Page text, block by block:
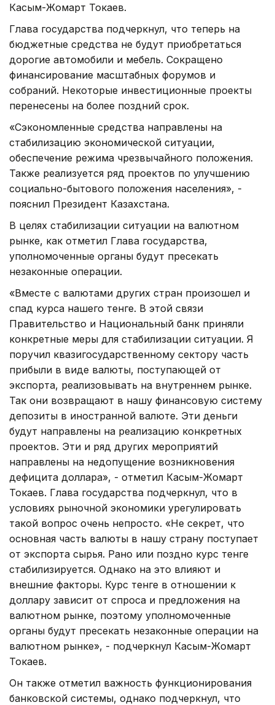
Касым-Жомарт Токаев.
Глава государства подчеркнул, что теперь на
бюджетные средства не будут приобретаться
дорогие автомобили и мебель. Сокращено
финансирование масштабных форумов и
собраний. Некоторые инвестиционные проекты
перенесены на более поздний срок.
«Сэкономленные средства направлены на
стабилизацию экономической ситуации,
обеспечение режима чрезвычайного положения.
Также реализуется ряд проектов по улучшению
социально-бытового положения населения», -
пояснил Президент Казахстана.
В целях стабилизации ситуации на валютном
рынке, как отметил Глава государства,
уполномоченные органы будут пресекать
незаконные операции.
«Вместе с валютами других стран произошел и
спад курса нашего тенге. В этой связи
Правительство и Национальный банк приняли
конкретные меры для стабилизации ситуации. Я
поручил квазигосударственному сектору часть
прибыли в виде валюты, поступающей от
экспорта, реализовывать на внутреннем рынке.
Так они возвращают в нашу финансовую систему
депозиты в иностранной валюте. Эти деньги
будут направлены на реализацию конкретных
проектов. Эти и ряд других мероприятий
направлены на недопущение возникновения
дефицита доллара», - отметил Касым-Жомарт
Токаев. Глава государства подчеркнул, что в
условиях рыночной экономики урегулировать
такой вопрос очень непросто. «Не секрет, что
основная часть валюты в нашу страну поступает
от экспорта сырья. Рано или поздно курс тенге
стабилизируется. Однако на это влияют и
внешние факторы. Курс тенге в отношении к
доллару зависит от спроса и предложения на
валютном рынке, поэтому уполномоченные
органы будут пресекать незаконные операции на
валютном рынке», - подчеркнул Касым-Жомарт
Токаев.
Он также отметил важность функционирования
банковской системы, однако подчеркнул, что